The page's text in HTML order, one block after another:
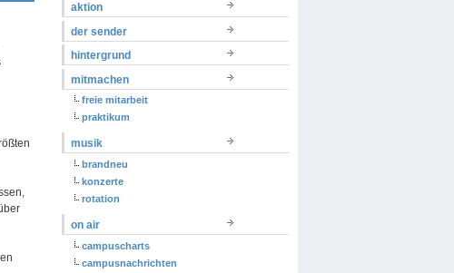
aktion
der sender
hintergrund
mitmachen
freie mitarbeit
praktikum
musik
brandneu
konzerte
rotation
on air
campuscharts
campusnachrichten